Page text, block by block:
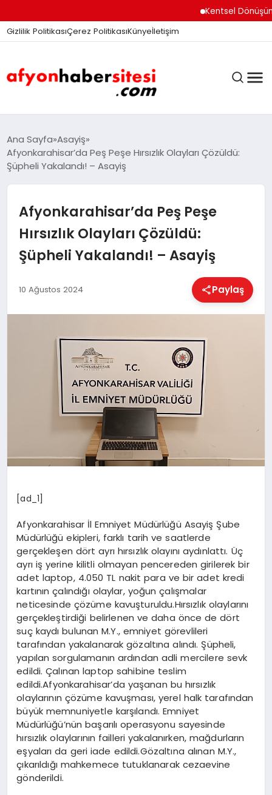
Kentsel Dönüşüm
Gizlilik PolitikasıÇerez PolitikasıKünyeİletişim
ANASAYFA
GÜNDEM
DÜNYA
EKONOMI
HABERLER
SPOR
TEKNOLOJI
Ana Sayfa Asayiş
Afyonkarahisar’da Peş Peşe Hırsızlık Olayları Çözüldü:
Şüpheli Yakalandı! – Asayiş
Afyonkarahisar’da Peş Peşe
Hırsızlık Olayları Çözüldü:
Şüpheli Yakalandı! – Asayiş
10 Ağustos 2024 Paylaş
[ad_1]
Afyonkarahisar İl Emniyet Müdürlüğü Asayiş Şube
Müdürlüğü ekipleri, farklı tarih ve saatlerde
gerçekleşen dört ayrı hırsızlık olayını aydınlattı. Üç
ayrı iş yerine kilitli olmayan pencereden girilerek bir
adet laptop, 4.050 TL nakit para ve bir adet kredi
kartının çalındığı olaylar, yoğun çalışmalar
neticesinde çözüme kavuşturuldu.Hırsızlık olaylarını
gerçekleştirdiği belirlenen ve daha önce de dört
suç kaydı bulunan M.Y., emniyet görevlileri
tarafından yakalanarak gözaltına alındı. Şüpheli,
yapılan sorgulamanın ardından adli mercilere sevk
edildi. Çalınan laptop sahibine teslim
edildi.Afyonkarahisar’da yaşanan bu hırsızlık
olaylarının çözüme kavuşması, yerel halk tarafından
büyük memnuniyetle karşılandı. Emniyet
Müdürlüğü’nün başarılı operasyonu sayesinde
hırsızlık olaylarının failleri yakalanırken, mağdurların
eşyaları da geri iade edildi.Gözaltına alınan M.Y.,
çıkarıldığı mahkemece tutuklanarak cezaevine
gönderildi.